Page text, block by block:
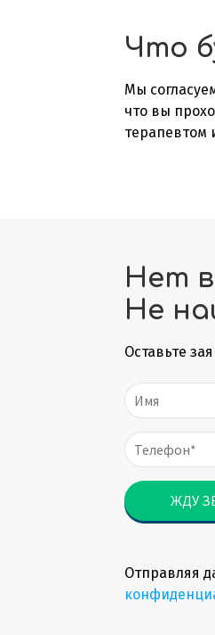
Что
Мы
что вы
терапевтом
Нет
Не
Оставьте
Отправляя